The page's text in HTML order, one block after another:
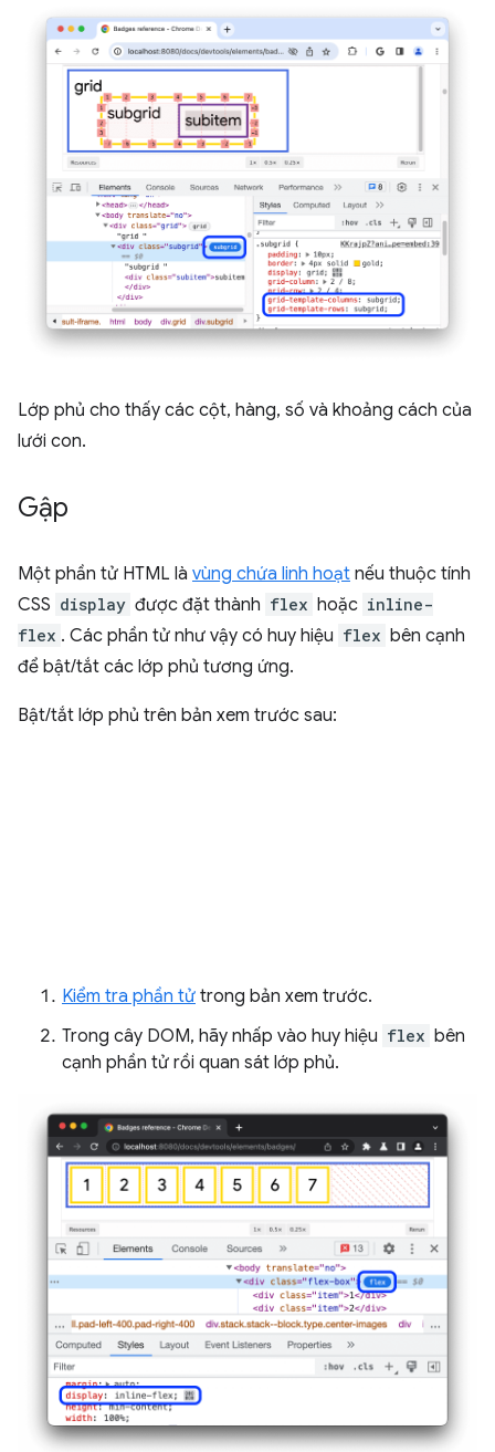
Lớp phủ cho thấy các cột, hàng, số và khoảng cách của
lưới con.
Gập
Một phần tử HTML là vùng chứa linh hoạt nếu thuộc tính
CSS display được đặt thành flex hoặc inline-
flex . Các phần tử như vậy có huy hiệu flex bên cạnh
để bật/tắt các lớp phủ tương ứng.
Bật/tắt lớp phủ trên bản xem trước sau:
Kiểm tra phần tử trong bản xem trước.
Trong cây DOM, hãy nhấp vào huy hiệu flex bên
cạnh phần tử rồi quan sát lớp phủ.